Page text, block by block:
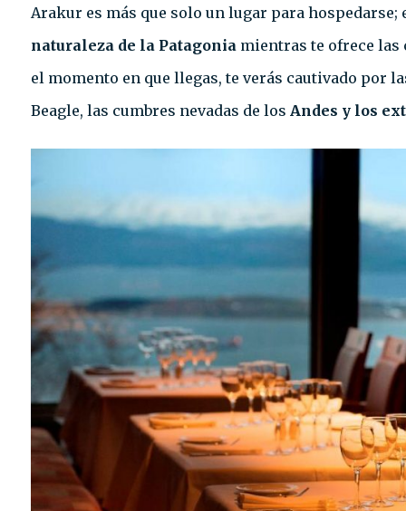
Arakur es más que solo un lugar para hospedarse;
naturaleza de la Patagonia mientras te ofrece las
el momento en que llegas, te verás cautivado por
Beagle, las cumbres nevadas de los Andes y los